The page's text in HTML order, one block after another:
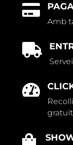

Amb


